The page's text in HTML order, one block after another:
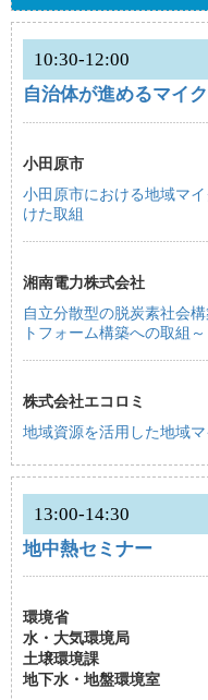
10:30-12:00
自治体が進めるマイ
小田原市
小田原市における地域マ
けた取組
湘南電力株式会社
自立分散型の脱炭素社会
トフォーム構築への取組～
株式会社エコロミ
地域資源を活用した地域
13:00-14:30
地中熱セミナー
環境省
水・大気環境局
土壌環境課
地下水・地盤環境室